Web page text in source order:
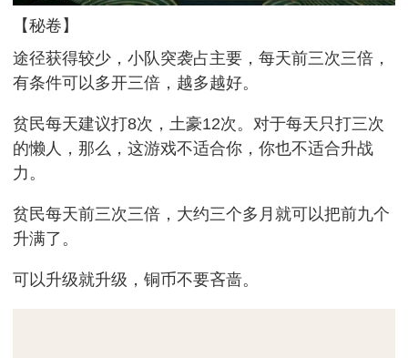
【秘卷】
途径获得较少，小队突袭占主要，每天前三次三倍，
有条件可以多开三倍，越多越好。
贫民每天建议打8次，土豪12次。对于每天只打三次
的懒人，那么，这游戏不适合你，你也不适合升战
力。
贫民每天前三次三倍，大约三个多月就可以把前九个
升满了。
可以升级就升级，铜币不要吝啬。